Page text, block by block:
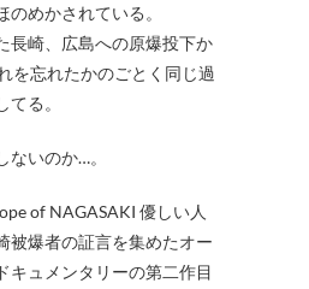
めかされている。
長崎、広島への原爆投下か
を忘れたかのごとく同じ過
る。
ないのか…。
of NAGASAKI 優しい人
被爆者の証言を集めたオー
キュメンタリーの第二作目